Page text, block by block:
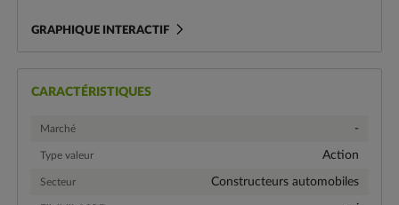
GRAPHIQUE INTERACTIF
CARACTÉRISTIQUES
Marché -
Type valeur Action
Secteur Constructeurs automobiles